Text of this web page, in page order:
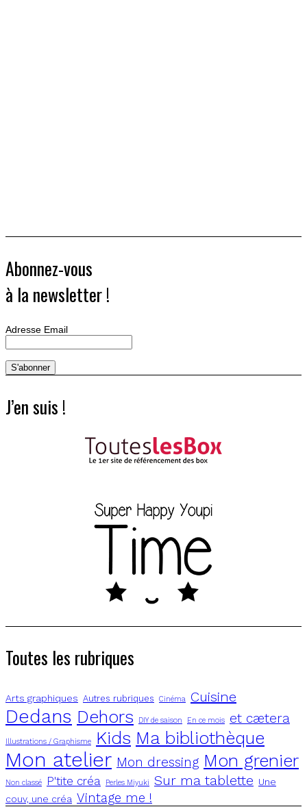
Abonnez-vous
à la newsletter !
Adresse Email
J’en suis !
Toutes les rubriques
Arts graphiques Autres rubriques Cinéma Cuisine
Dedans Dehors DIY de saison En ce mois et cætera
Illustrations / Graphisme Kids Ma bibliothèque
Mon atelier Mon dressing Mon grenier
Non classé P'tite créa Perles Miyuki Sur ma tablette Une
couv, une créa Vintage me !